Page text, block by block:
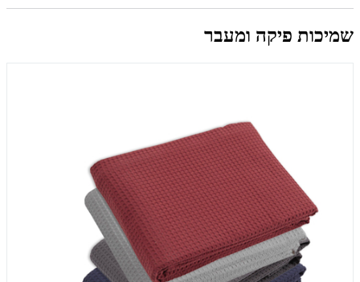
שמיכות פיקה ומעבר